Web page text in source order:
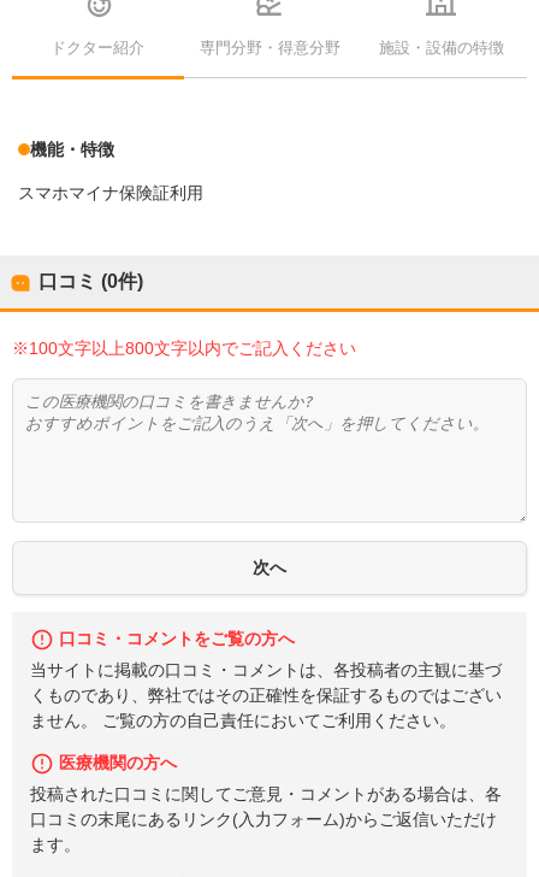
ドクター紹介 専門分野・得意分野 施設・設備の特徴
機能・特徴
スマホマイナ保険証利用
口コミ (0件)
※100文字以上800文字以内でご記入ください
口コミ・コメントをご覧の方へ
当サイトに掲載の口コミ・コメントは、各投稿者の主観に基づ
くものであり、弊社ではその正確性を保証するものではござい
ません。 ご覧の方の自己責任においてご利用ください。
医療機関の方へ
投稿された口コミに関してご意見・コメントがある場合は、各
口コミの末尾にあるリンク(入力フォーム)からご返信いただけ
ます。